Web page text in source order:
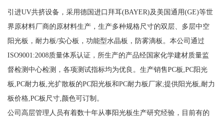
引进UV共挤设备，采用德国进口拜耳(BAYER)及美国通用(GE)等世
界原材料厂商的原材料生产，生产多种规格尺寸的双层、多层中空
阳光板，耐力板/实心板，功能型水晶板，防雾滴板。本公司通过
ISO9001:2008质量体系认证，所生产的产品经国家化学建材质量监
督检测中心检测，各项测试指标均为优良。生产销售PC板,PC阳光
板,PC耐力板,光扩散板的PC阳光板和PC耐力板厂家;提供阳光板,耐力
板价格,PC板尺寸,颜色可订制。
公司高层管理人员有着数十年从事阳光板生产研究经验，目前有的